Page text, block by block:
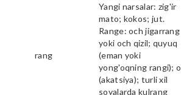
rang
Yangi narsalar: zig'ir
mato; kokos; jut.
Range: och jigarrang
yoki och qizil; quyuq
(eman yoki
yong'oqning rangi);
(akatsiya); turli xil
soyalarda kulrang